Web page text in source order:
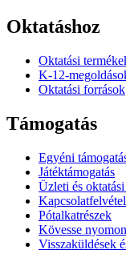
Oktatáshoz
Oktatási
K-12-
Oktatási források
Támogatás
Egyéni
Játéktámogatás
Üzleti és
Kapcsolatfelvétel
Pótalkatrészek
Kövesse
Visszaküldések